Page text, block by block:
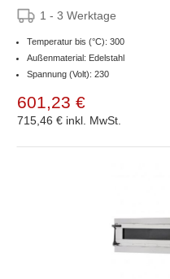
1 - 3 Werktage
Temperatur bis (°C): 300
Außenmaterial: Edelstahl
Spannung (Volt): 230
601,23 €
715,46 € inkl. MwSt.